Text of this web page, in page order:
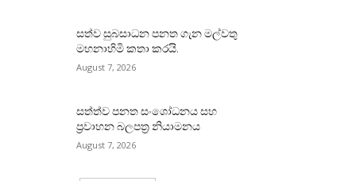
සත්ව සුබසාධන පනත ගැන මල්වතු
මහනාහිමි කතා කරයි.
August 7, 2026
සත්ත්ව පනත සංශෝධනය සහ
ප්‍රවාහන බලපත්‍ර නියාමනය
August 7, 2026